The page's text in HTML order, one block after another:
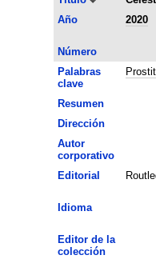
Año
2020
Número
Palabras
clave
Resumen
Dirección
Autor
corporativo
Editorial
Idioma
Editor de la
colección